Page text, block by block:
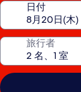
日付
旅行者